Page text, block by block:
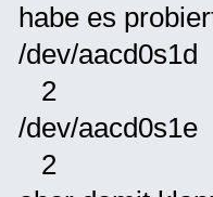
habe es
/dev/
2
/dev/
2